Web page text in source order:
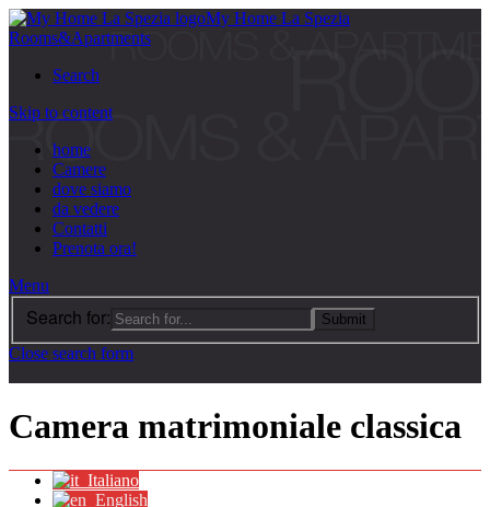
My Home La Spezia
Rooms&Apartments
Search
Skip to content
home
Camere
dove siamo
da vedere
Contatti
Prenota ora!
Menu
Search for:
Close search form
Camera matrimoniale classica
Italiano
English